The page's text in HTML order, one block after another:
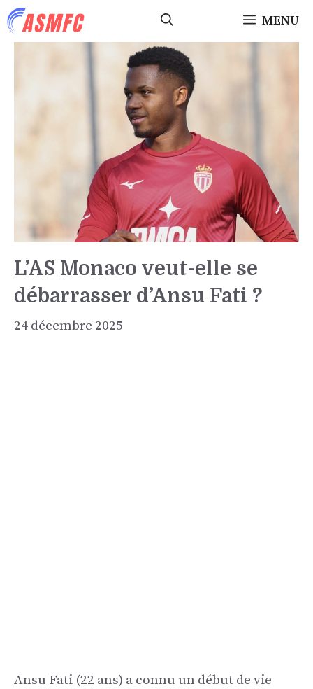
Aller
au
MENU
L’AS Monaco veut-elle se
débarrasser d’Ansu Fati ?
24 décembre 2025
Ansu Fati (22 ans) a connu un début de vie